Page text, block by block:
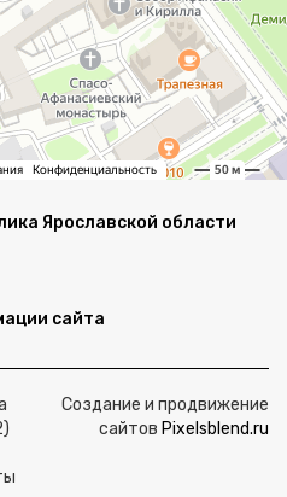
Ярославской области
сайта
Создание и продвижение
сайтов Pixelsblend.ru